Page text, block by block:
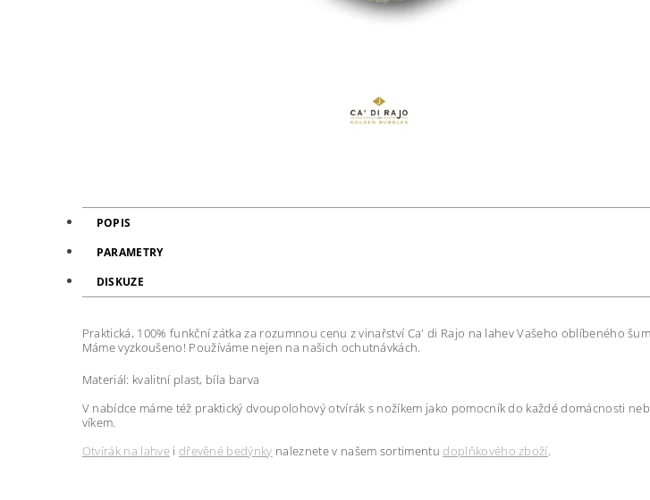
POPIS
PARAMETRY
DISKUZE
Praktická, 100% funkční zátka za rozumnou cenu z vinařství Ca' di Rajo na lahev Vašeho oblíbeného
Máme vyzkoušeno! Používáme nejen na našich ochutnávkách.
Materiál: kvalitní plast, bíla barva
V nabídce máme též praktický dvoupolohový otvírák s nožíkem jako pomocník do každé domácnosti
víkem.
Otvírák na lahvei dřevěné bedýnky naleznete v našem sortimentu doplňkového zboží.